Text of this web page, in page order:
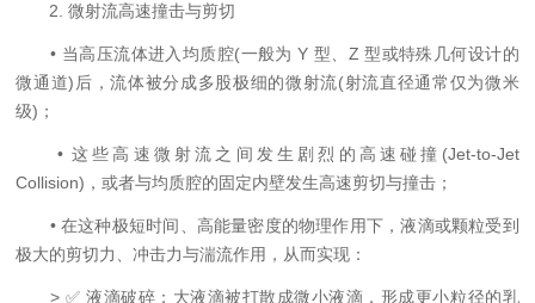
2. 微射流高速撞击与剪切
• 当高压流体进入均质腔(一般为 Y 型、Z 型或特殊几何设计的
微通道)后，流体被分成多股极细的微射流(射流直径通常仅为微米
级)；
• 这些高速微射流之间发生剧烈的高速碰撞(Jet-to-Jet
Collision)，或者与均质腔的固定内壁发生高速剪切与撞击；
• 在这种极短时间、高能量密度的物理作用下，液滴或颗粒受到
极大的剪切力、冲击力与湍流作用，从而实现：
> ✅ 液滴破碎：大液滴被打散成微小液滴，形成更小粒径的乳